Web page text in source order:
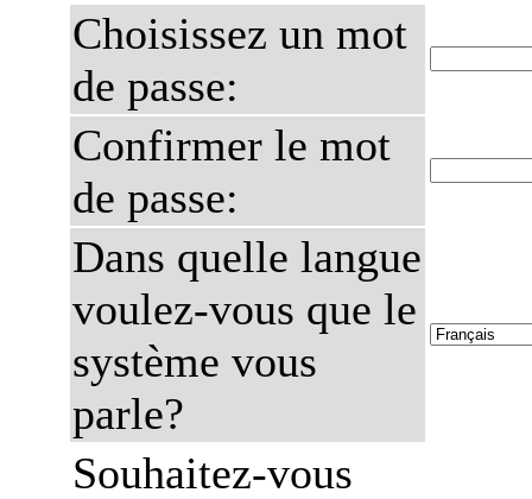
Choisissez un mot
de passe:
Confirmer le mot
de passe:
Dans quelle langue
voulez-vous que le
système vous
parle?
Souhaitez-vous